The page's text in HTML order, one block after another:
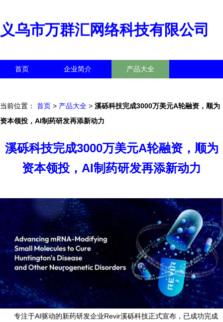
义乌市万群汇网络科技有限公司
首页 企业简介 产品大全
当前位置： 首页 > 产品大全 > 溪砾科技完成3000万美元A轮融资，顺为
资本领投，AI制药研发再添新动力
溪砾科技完成3000万美元A轮融资，顺为
资本领投，AI制药研发再添新动力
专注于AI驱动的新药研发企业Revir溪砾科技正式宣布，已成功完成